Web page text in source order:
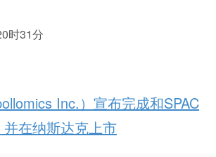
时31分
Inc.）宣布完成和SPAC
在纳斯达克上市